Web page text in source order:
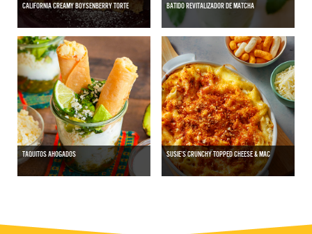
CALIFORNIA CREAMY BOYSENBERRY TORTE BATIDO REVITALIZADOR DE MATCHA
TAQUITOS AHOGADOS SUSIE’S CRUNCHY TOPPED CHEESE & MAC